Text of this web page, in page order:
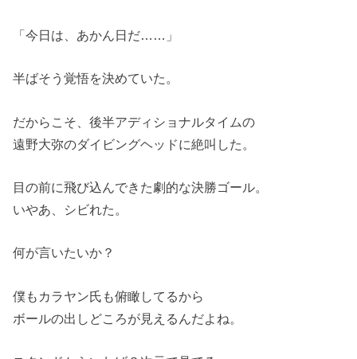
「今日は、あかん日だ……」
半ばそう覚悟を決めていた。
だからこそ、後半アディショナルタイムの
遠野大弥のダイビングヘッドに絶叫した。
目の前に飛び込んできた劇的な決勝ゴール。
いやあ、シビれた。
何が言いたいか？
僕もカラヤン氏も俯瞰してるから
ボールの出しどころが見えるんだよね。